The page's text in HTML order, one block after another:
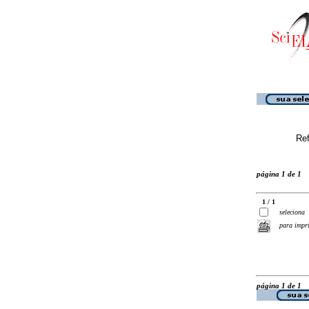
página 1 de 1
1 / 1
seleciona
para
página 1 de 1